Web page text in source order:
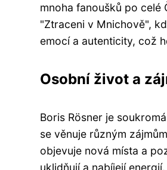
mnoha fanoušků po celé
"Ztraceni v Mnichově",
emocí a autenticity, což
Osobní život a
Boris Rösner je
se věnuje různým
objevuje nová místa a
uklidňují a nabíjejí